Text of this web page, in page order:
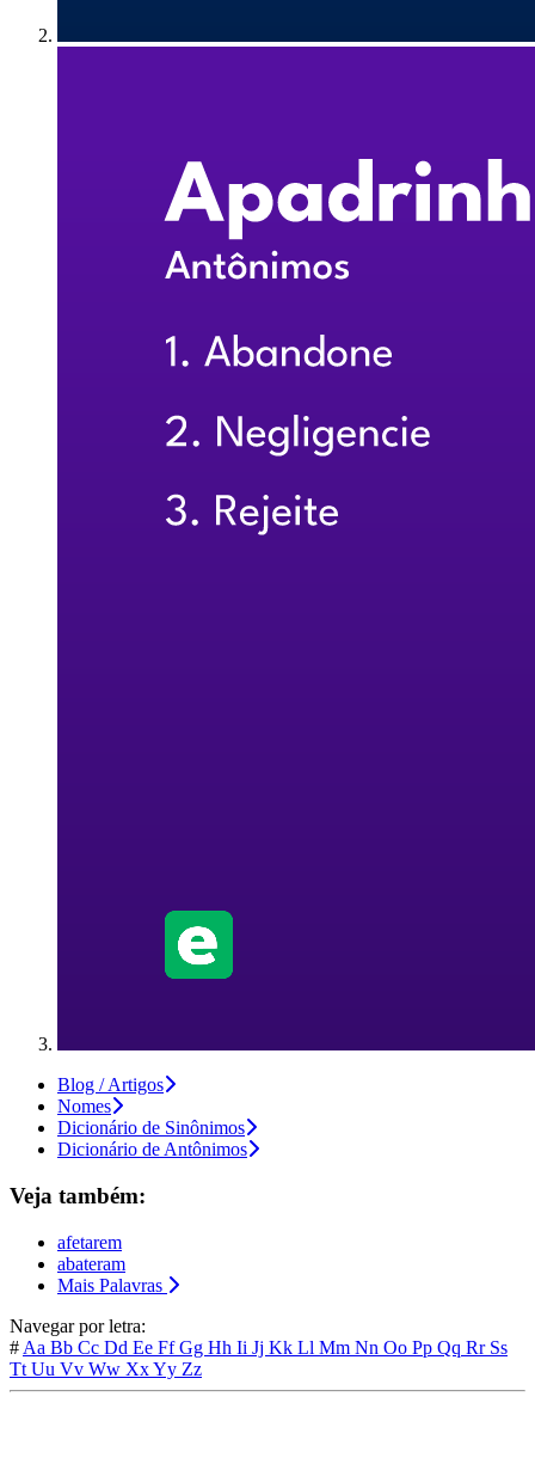
Blog / Artigos
Nomes
Dicionário de Sinônimos
Dicionário de Antônimos
Veja também:
afetarem
abateram
Mais Palavras
Navegar por letra:
# Aa Bb Cc Dd Ee FfGg Hh Ii Jj Kk Ll Mm Nn Oo Pp Qq Rr Ss
Tt Uu Vv Ww XxYy Zz